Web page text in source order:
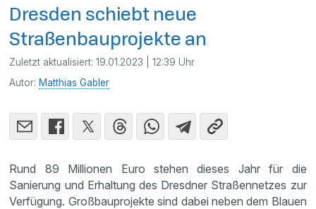
Dresden schiebt neue
Straßenbauprojekte an
Zuletzt aktualisiert:19.01.2023 | 12:39 Uhr
Autor: Matthias Gabler
Rund 89 Millionen Euro stehen dieses Jahr für die
Sanierung und Erhaltung des Dresdner Straßennetzes zur
Verfügung. Großbauprojekte sind dabei neben dem Blauen